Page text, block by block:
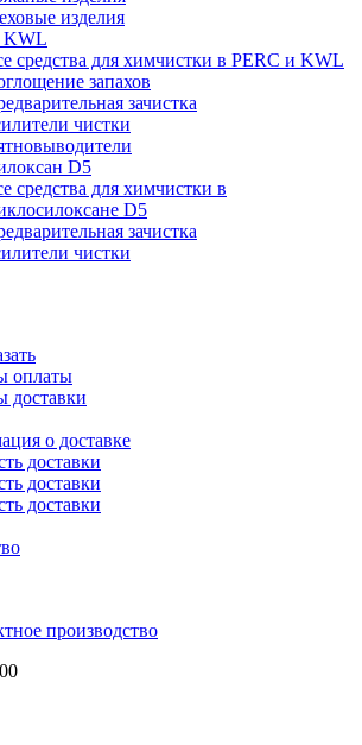
изделия
KWL
средства для химчистки в PERC и KWL
запахов
зачистка
чистки
D5
средства для химчистки в
D5
зачистка
чистки
оплаты
доставки
о доставке
доставки
доставки
доставки
производство